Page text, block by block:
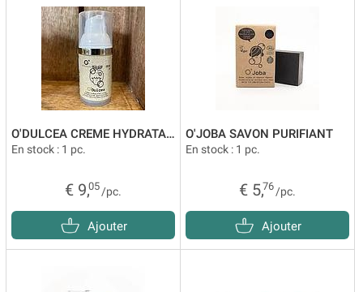
O'DULCEA CREME HYDRATANTE
En stock : 1 pc.
€ 9,05 /pc.
Ajouter
O'JOBA SAVON PURIFIANT
En stock : 1 pc.
€ 5,76 /pc.
Ajouter